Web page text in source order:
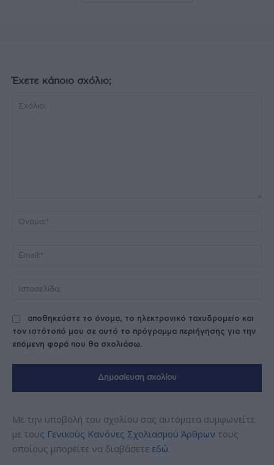
Έχετε κάποιο σχόλιο;
αποθηκεύστε το όνομα, το ηλεκτρονικό ταχυδρομείο και
τον ιστότοπό μου σε αυτό το πρόγραμμα περιήγησης για την
επόμενη φορά που θα σχολιάσω.
Με την υποβολή του σχολίου σας αυτόματα συμφωνείτε
με τους Γενικούς Κανόνες Σχολιασμού Άρθρων τους
οποίους μπορείτε να διαβάσετε εδώ.